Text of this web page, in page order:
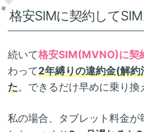
格安SIMに契約して
続いて格安SIM(MVNO)に契
わって2年縛りの違約金(解約
た。できるだけ早めに乗り換
私の場合、タブレット料金